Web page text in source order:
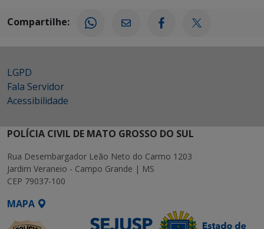
Compartilhe:
LGPD
Fala Servidor
Acessibilidade
POLÍCIA CIVIL DE MATO GROSSO DO SUL
Rua Desembargador Leão Neto do Carmo 1203
Jardim Veraneio - Campo Grande | MS
CEP 79037-100
MAPA